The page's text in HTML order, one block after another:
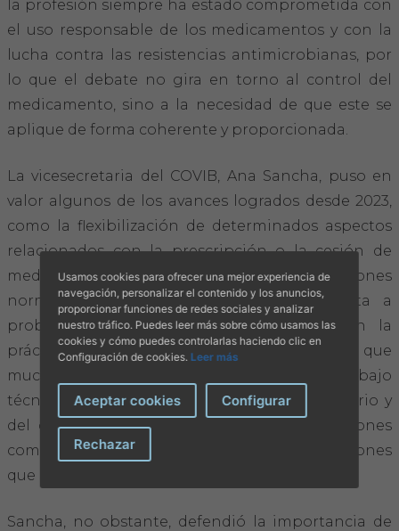
la profesión siempre ha estado comprometida con
el uso responsable de los medicamentos y con la
lucha contra las resistencias antimicrobianas, por
lo que el debate no gira en torno al control del
medicamento, sino a la necesidad de que este se
aplique de forma coherente y proporcionada.
La vicesecretaria del COVIB, Ana Sancha, puso en
valor algunos de los avances logrados desde 2023,
como la flexibilización de determinados aspectos
relacionados con la prescripción o la cesión de
medicamentos, así como las modificaciones
normativas introducidas para dar respuesta a
problemas detectados por la profesión en la
práctica clínica diaria. En este sentido, subrayó que
muchos de estos cambios son fruto del trabajo
técnico desarrollado por el colectivo veterinario y
del diálogo mantenido con las administraciones
competentes, sin dejar de lado las reivindicaciones
que se han organizado desde el inicio.
Sancha, no obstante, defendió la importancia de
Usamos cookies para ofrecer una mejor experiencia de
navegación, personalizar el contenido y los anuncios,
proporcionar funciones de redes sociales y analizar
nuestro tráfico. Puedes leer más sobre cómo usamos las
cookies y cómo puedes controlarlas haciendo clic en
Configuración de cookies. Leer más
Aceptar cookies Configurar
Rechazar